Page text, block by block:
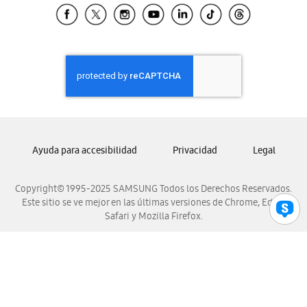
Samsung El Salvador
Samsung Honduras
Samsung Nicaragua
Samsung Panamá
Samsung Venezuela
Copyright© 1995-2025 SAMSUNG Todos los Derechos Reservados.
Este sitio se ve mejor en las últimas versiones de Chrome, Edge,
Safari y Mozilla Firefox.
Ayuda para accesibilidad Privacidad Legal